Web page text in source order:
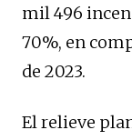
mil 496
70%, en
de 2023.
El relieve